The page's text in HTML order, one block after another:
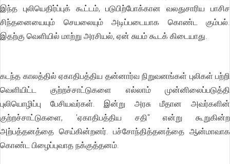
இந்த புலியெதிர்ப்புக் கூட்டம், படுபிற்போக்கான வலதுசாரிய பாசிச
சிந்தனையையும் செயலையும் அடிப்படையாக கொண்ட கும்பல்.
இதற்கு வெளியில் மாற்று அரசியல், ஏன் சுயம் கூடக் கிடையாது.
கடந்த காலத்தில் ஏகாதிபத்திய தன்னார்வ நிறுவனங்கள் புலிகள் பற்றி
வெளியிட்ட குற்றச்சாட்டுகளை எல்லாம் முன்னிலைப்படுத்தி
புலியொழிப்பு பேசியவர்கள். இன்று அரசு மீதான அவர்களின்
குற்றச்சாட்டுகளை, 'ஏகாதிபத்திய சதி" என்று கூறுகின்ற
அற்பத்தனத்தை செய்கின்றனர். பச்சோந்தித்தனத்தை ஆன்மாவாக
கொண்ட பிழைப்புவாத நக்குத்தனம்.